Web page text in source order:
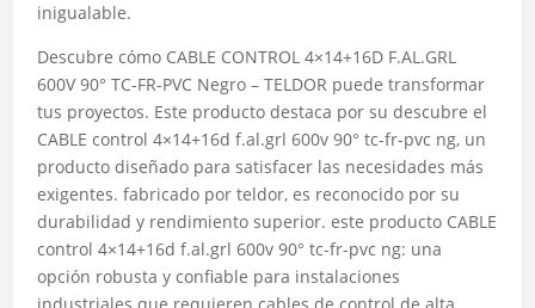
inigualable.
Descubre cómo CABLE CONTROL 4×14+16D F.AL.GRL
600V 90° TC-FR-PVC Negro – TELDOR puede transformar
tus proyectos. Este producto destaca por su descubre el
CABLE control 4×14+16d f.al.grl 600v 90° tc-fr-pvc ng, un
producto diseñado para satisfacer las necesidades más
exigentes. fabricado por teldor, es reconocido por su
durabilidad y rendimiento superior. este producto CABLE
control 4×14+16d f.al.grl 600v 90° tc-fr-pvc ng: una
opción robusta y confiable para instalaciones